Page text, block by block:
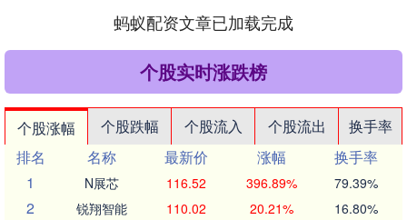
蚂蚁配资文章已加载完成
个股实时涨跌榜
个股涨幅 个股跌幅 个股流入 个股流出
换手率
排名
名称 最新价 涨幅
换手率
1
N展芯 116.52 396.89% 79.39%
2 锐翔智能 110.02 20.21% 16.80%